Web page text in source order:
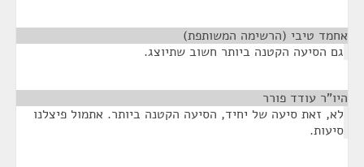
אחמד טיבי (הרשימה המשותפת)
גם הסיעה הקטנה ביותר חשוב שתיוצג.
היו"ר עודד פורר
לא, זאת סיעה של יחיד, הסיעה הקטנה ביותר. אתמול פיצלנו
סיעות.